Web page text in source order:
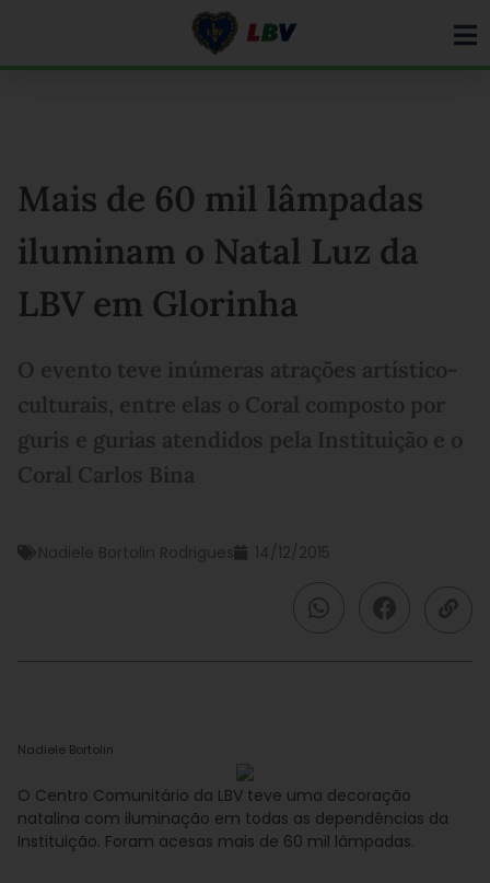
Mais de 60 mil lâmpadas
iluminam o Natal Luz da
LBV em Glorinha
O evento teve inúmeras atrações artístico-
culturais, entre elas o Coral composto por
guris e gurias atendidos pela Instituição e o
Coral Carlos Bina
Nadiele Bortolin Rodrigues 14/12/2015
Nadiele Bortolin
O Centro Comunitário da LBV teve uma decoração
natalina com iluminação em todas as dependências da
Instituição. Foram acesas mais de 60 mil lâmpadas.